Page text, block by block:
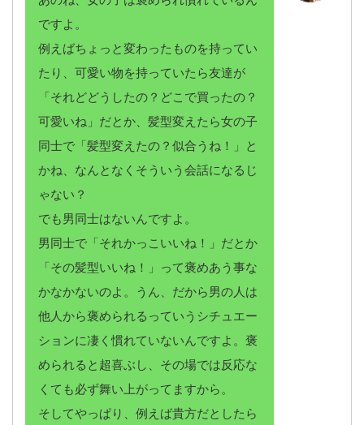
ですよ。
例えばちょっと変わったものを持ってい
たり、可愛い物を持っていたら友達が
「それどどうしたの？どこで買ったの？
可愛いね」だとか、髪型変えたら女の子
同士で「髪型変えたの？似合うね！」と
かね、なんとなくそういう会話になるじ
ゃない？
でも男同士はないんですよ。
男同士で「それかっこいいね！」だとか
「その髪型いいね！」って褒めあう事な
かなかないのよ。うん、だから男の人は
他人から褒められるっていうシチュエー
ションに凄く慣れていないんですよ。褒
められると超喜ぶし、その場では反応な
くても必ず舞い上がってますから。
そしてやっぱり、例えば貴方だとしたら